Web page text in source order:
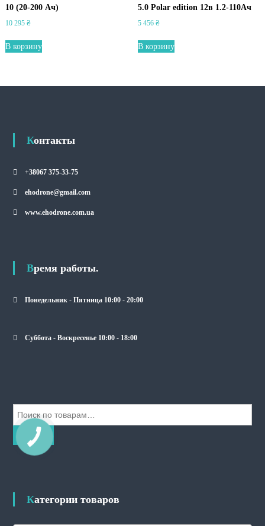
10 (20-200 Ач)
10 295 ₴
В корзину
5.0 Polar edition 12в 1.2-110Ач
5 456 ₴
В корзину
Контакты
+38067 375-33-75
ehodrone@gmail.com
www.ehodrone.com.ua
Время работы.
Понедельник - Пятница 10:00 - 20:00
Суббота - Воскресенье 10:00 - 18:00
к
а
Поиск
Категории товаров